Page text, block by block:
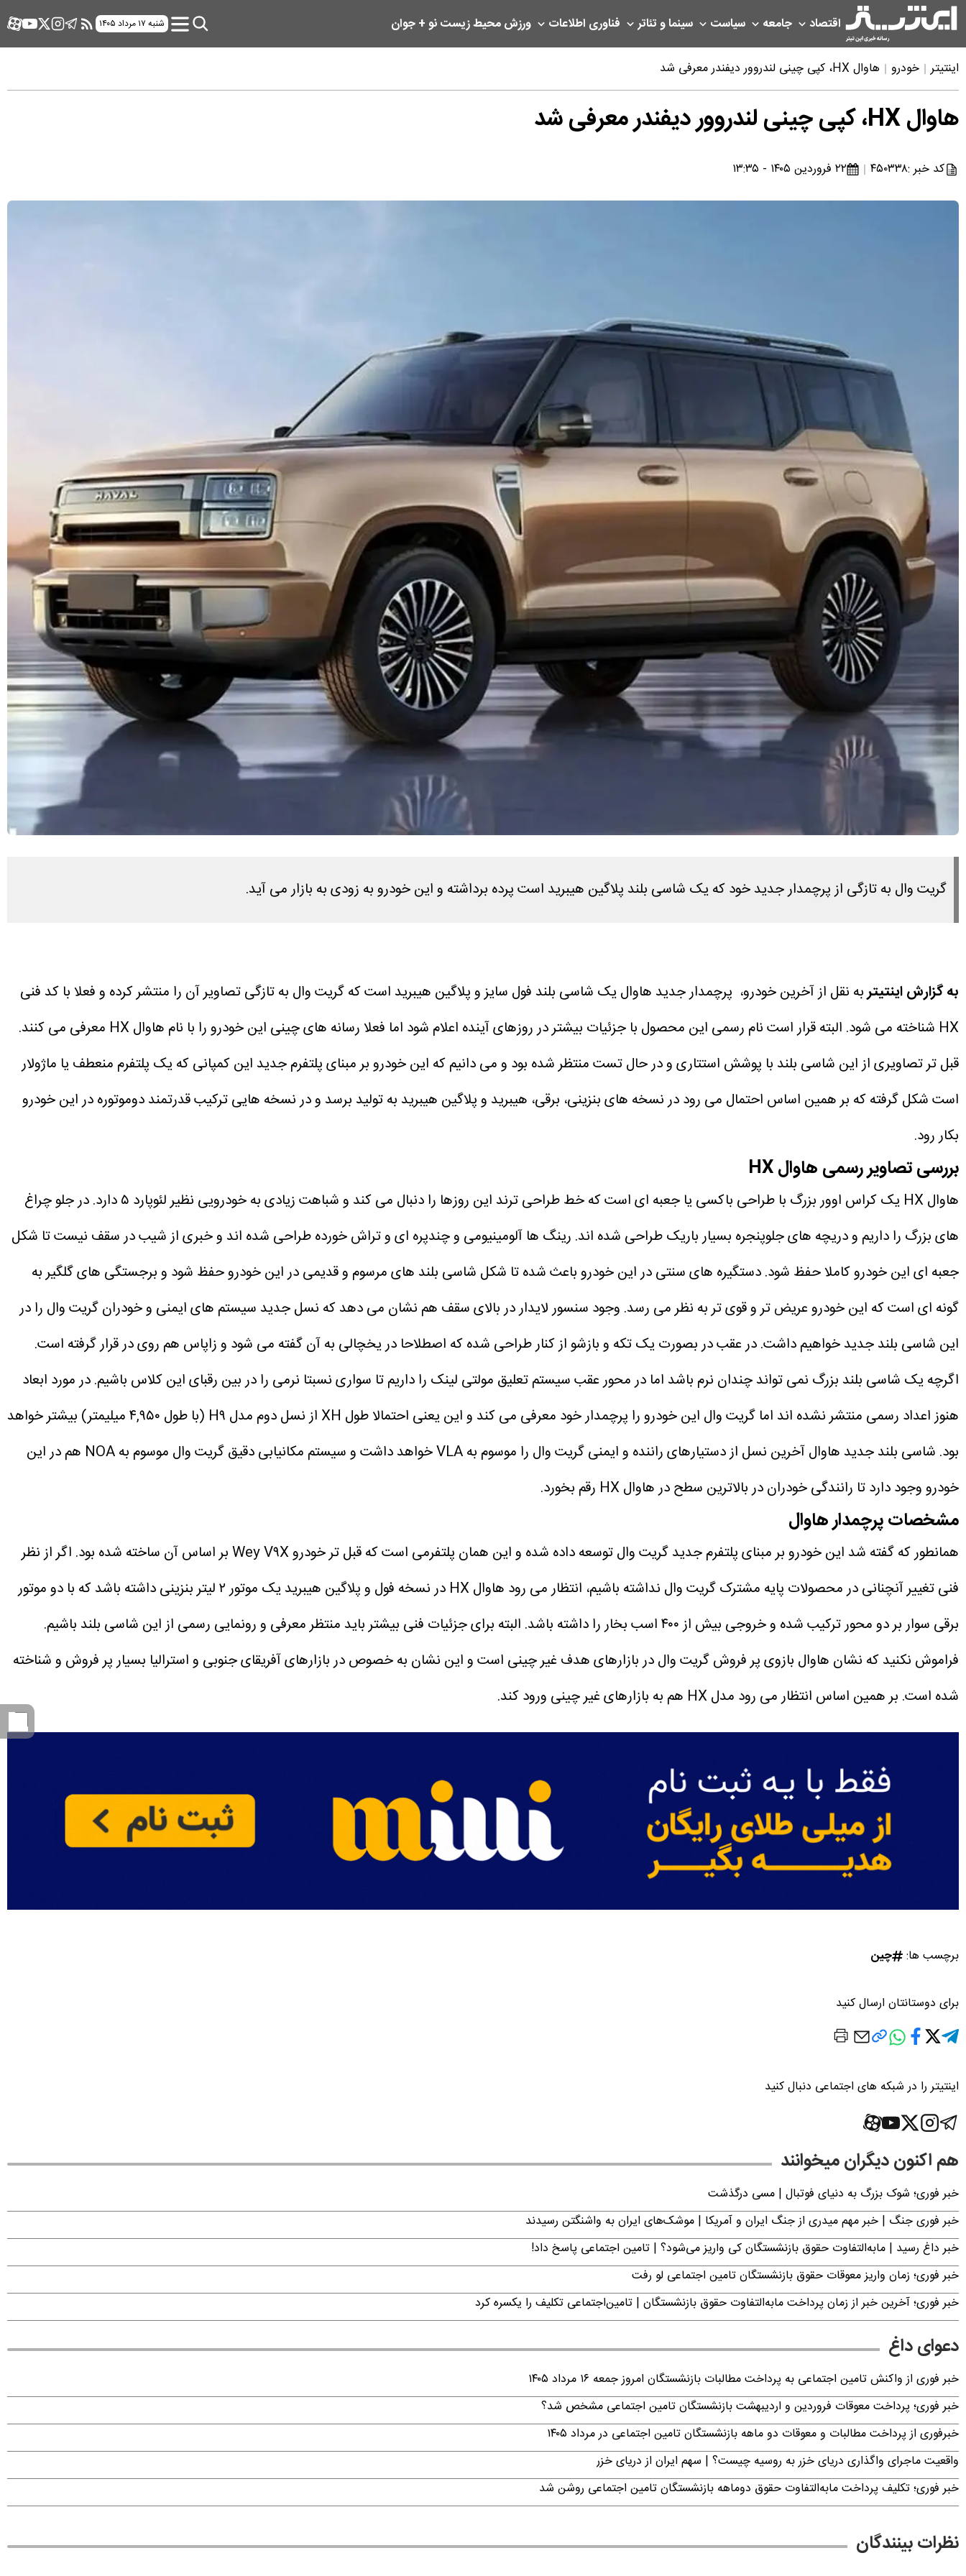
اقتصاد جامعه سیاست سینما و تئاتر فناوری اطلاعات ورزشمحیط زیستنو + جوان شنبه ۱۷ مرداد ۱۴۰۵
اینتیتر خودرو هاوال HX، کپی چینی لندروور دیفندر معرفی شد
هاوال HX، کپی چینی لندروور دیفندر معرفی شد
کد خبر :۴۵۰۳۳۸ ۲۲ فروردین ۱۴۰۵ - ۱۳:۳۵
گریت وال به تازگی از پرچمدار جدید خود که یک شاسی بلند پلاگین هیبرید است پرده برداشته و این خودرو به زودی به بازار می آید.
به گزارش اینتیتربه نقل از آخرین خودرو، پرچمدار جدید هاوال یک شاسی بلند فول سایز و پلاگین هیبرید است که گریت وال به تازگی تصاویر آن را منتشر کرده و فعلا با کد فنی
HX شناخته می شود. البته قرار است نام رسمی این محصول با جزئیات بیشتر در روزهای آینده اعلام شود اما فعلا رسانه های چینی این خودرو را با نام هاوال HX معرفی می کنند.
قبل تر تصاویری از این شاسی بلند با پوشش استتاری و در حال تست منتظر شده بود و می دانیم که این خودرو بر مبنای پلتفرم جدید این کمپانی که یک پلتفرم منعطف یا ماژولار
است شکل گرفته که بر همین اساس احتمال می رود در نسخه های بنزینی، برقی، هیبرید و پلاگین هیبرید به تولید برسد و در نسخه هایی ترکیب قدرتمند دوموتوره در این خودرو
بکار رود.
بررسی تصاویر رسمی هاوال HX
هاوال HX یک کراس اوور بزرگ با طراحی باکسی یا جعبه ای است که خط طراحی ترند این روزها را دنبال می کند و شباهت زیادی به خودرویی نظیر لئوپارد ۵ دارد. در جلو چراغ
های بزرگ را داریم و دریچه های جلوپنجره بسیار باریک طراحی شده اند. رینگ ها آلومینیومی و چندپره ای و تراش خورده طراحی شده اند و خبری از شیب در سقف نیست تا شکل
جعبه ای این خودرو کاملا حفظ شود. دستگیره های سنتی در این خودرو باعث شده تا شکل شاسی بلند های مرسوم و قدیمی در این خودرو حفظ شود و برجستگی های گلگیر به
گونه ای است که این خودرو عریض تر و قوی تر به نظر می رسد. وجود سنسور لایدار در بالای سقف هم نشان می دهد که نسل جدید سیستم های ایمنی و خودران گریت وال را در
این شاسی بلند جدید خواهیم داشت.در عقب در بصورت یک تکه و بازشو از کنار طراحی شده که اصطلاحا در یخچالی به آن گفته می شود و زاپاس هم روی در قرار گرفته است.
اگرچه یک شاسی بلند بزرگ نمی تواند چندان نرم باشد اما در محور عقب سیستم تعلیق مولتی لینک را داریم تا سواری نسبتا نرمی را در بین رقبای این کلاس باشیم. در مورد ابعاد
هنوز اعداد رسمی منتشر نشده اند اما گریت وال این خودرو را پرچمدار خود معرفی می کند و این یعنی احتمالا طول XH از نسل دوم مدل H۹ (با طول ۴,۹۵۰ میلیمتر) بیشتر خواهد
بود.
شاسی بلند جدید هاوال آخرین نسل از دستیارهای راننده و ایمنی گریت وال را موسوم به VLA خواهد داشت و سیستم مکانیابی دقیق گریت وال موسوم به NOA هم در این
خودرو وجود دارد تا رانندگی خودران در بالاترین سطح در هاوال HX رقم بخورد.
مشخصات پرچمدار هاوال
همانطور که گفته شد این خودرو بر مبنای پلتفرم جدید گریت وال توسعه داده شده و این همان پلتفرمی است که قبل تر خودرو Wey V۹X بر اساس آن ساخته شده بود. اگر از نظر
فنی تغییر آنچنانی در محصولات پایه مشترک گریت وال نداشته باشیم، انتظار می رود هاوال HX در نسخه فول و پلاگین هیبرید یک موتور ۲ لیتر بنزینی داشته باشد که با دو موتور
برقی سوار بر دو محور ترکیب شده و خروجی بیش از ۴۰۰ اسب بخار را داشته باشد. البته برای جزئیات فنی بیشتر باید منتظر معرفی و رونمایی رسمی از این شاسی بلند باشیم.
فراموش نکنید که نشان هاوال بازوی پر فروش گریت وال در بازارهای هدف غیر چینی است و این نشان به خصوص در بازارهای آفریقای جنوبی و استرالیا بسیار پر فروش و شناخته
شده است. بر همین اساس انتظار می رود مدل HX هم به بازارهای غیر چینی ورود کند.
برچسب ها: چین
برای دوستانتان ارسال کنید
اینتیتر را در شبکه های اجتماعی دنبال کنید
هم اکنون دیگران میخوانند
خبر فوری؛‌ شوک بزرگ به دنیای فوتبال | مسی درگذشت
خبر فوری جنگ | خبر مهم میدری از جنگ ایران و آمریکا | موشک‌های ایران به واشنگتن رسیدند
خبر داغ رسید | مابه‌التفاوت حقوق بازنشستگان کی واریز می‌شود؟ | تامین اجتماعی پاسخ داد!
خبر فوری؛ زمان واریز معوقات حقوق بازنشستگان تامین اجتماعی لو رفت
خبر فوری؛ آخرین خبر از زمان پرداخت مابه‌التفاوت حقوق بازنشستگان | تامین‌اجتماعی تکلیف را یکسره کرد
دعوای داغ
خبر فوری از واکنش تامین اجتماعی به پرداخت مطالبات بازنشستگان امروز جمعه ۱۶ مرداد ۱۴۰۵
خبر فوری؛ پرداخت معوقات فروردین و اردیبهشت بازنشستگان تامین اجتماعی مشخص شد؟
خبرفوری از پرداخت مطالبات و معوقات دو ماهه بازنشستگان تامین اجتماعی در مرداد ۱۴۰۵
واقعیت ماجرای واگذاری دریای خزر به روسیه چیست؟ | سهم ایران از دریای خزر
خبر فوری؛ تکلیف پرداخت مابه‌التفاوت حقوق دوماهه بازنشستگان تامین اجتماعی روشن شد
نظرات بینندگان